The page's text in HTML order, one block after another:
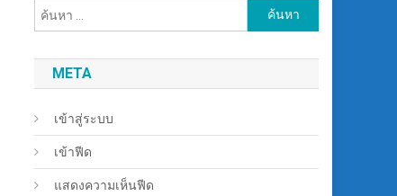
ค้นหา
สำหรับ:
META
เข้าสู่ระบบ
เข้าฟีด
แสดงความเห็นฟีด